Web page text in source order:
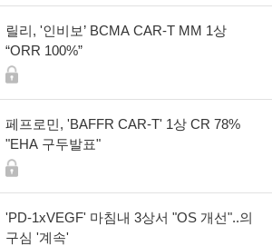
릴리, '인비보’ BCMA CAR-T MM 1상
“ORR 100%”
페프로민, 'BAFFR CAR-T' 1상 CR 78%
"EHA 구두발표"
'PD-1xVEGF' 마침내 3상서 "OS 개선"..의
구심 '계속'